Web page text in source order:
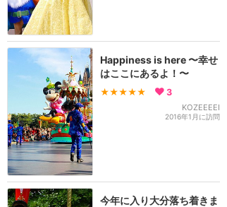
Happiness is here 〜幸せ
はここにあるよ！〜
★★★★★ 3
KOZEEEEI
2016年1月に訪問
今年に入り大分落ち着きま